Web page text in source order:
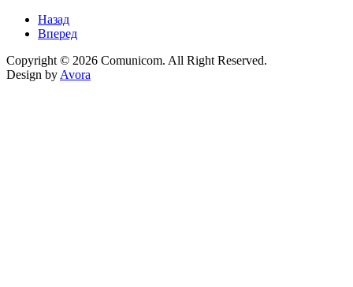
Назад
Вперед
Copyright © 2026 Comunicom. All Right Reserved.
Design by Avora